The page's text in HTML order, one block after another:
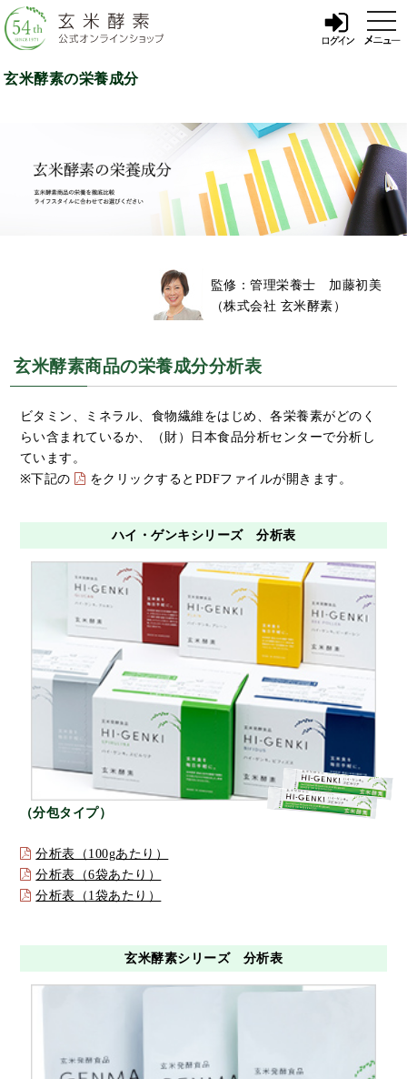
t
o
g
v
g
a
t
i
玄米酵素の栄養成分
監修：管理栄養士 加藤初美
（株式会社 玄米酵素）
玄米酵素商品の栄養成分分析表
ビタミン、ミネラル、食物繊維をはじめ、各栄養素がどのく
らい含まれているか、（財）日本食品分析センターで分析し
ています。
※下記の
をクリックするとPDFファイルが開きます。
ハイ・ゲンキシリーズ 分析表
（分包タイプ）
分析表（100gあたり）
分析表（6袋あたり）
分析表（1袋あたり）
玄米酵素シリーズ 分析表